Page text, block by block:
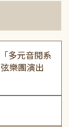
多元音閱系
樂團演出